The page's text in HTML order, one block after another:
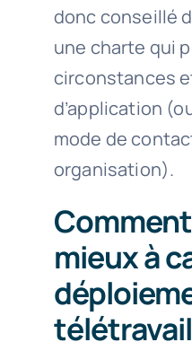
donc conseillé
une charte qui
circonstances
d’application
mode de
organisation).
mieux à